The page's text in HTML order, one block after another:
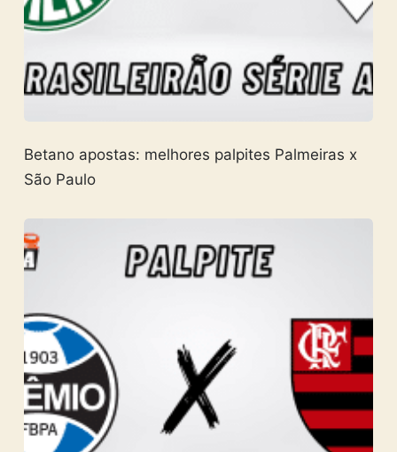
Betano apostas: melhores palpites Palmeiras x
São Paulo